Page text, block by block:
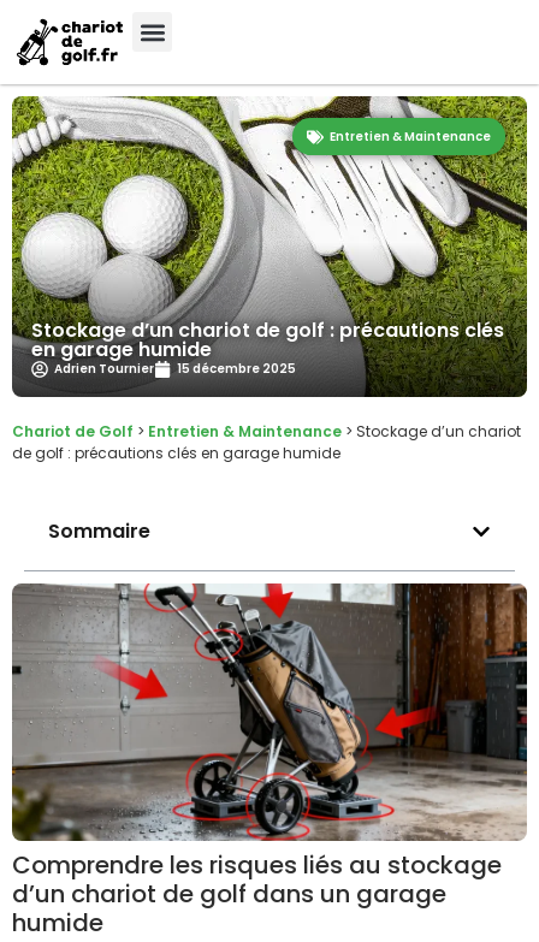
Entretien & Maintenance
Stockage d’un chariot de golf : précautions clés
en garage humide
Adrien Tournier 15 décembre 2025
Chariot de Golf > Entretien & Maintenance > Stockage d’un chariot
de golf : précautions clés en garage humide
Sommaire
Comprendre les risques liés au stockage
d’un chariot de golf dans un garage
humide